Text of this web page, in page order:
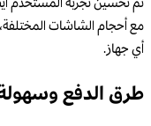
مع أحجام الشاشات
أي جهاز.
طرق الدفع